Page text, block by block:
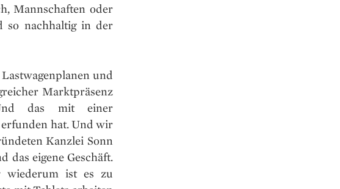
Mannschaften oder
so nachhaltig in der
und
Marktpräsenz
das mit einer
hat. Und wir
Kanzlei Sonn
das eigene Geschäft.
wiederum ist es zu